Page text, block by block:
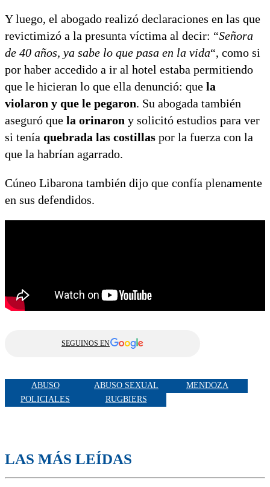
Y luego, el abogado realizó declaraciones en las que
revictimizó a la presunta víctima al decir: “Señora
de 40 años, ya sabe lo que pasa en la vida“, como si
por haber accedido a ir al hotel estaba permitiendo
que le hicieran lo que ella denunció: que la
violaron y que le pegaron. Su abogada también
aseguró que la orinaron y solicitó estudios para ver
si tenía quebrada las costillas por la fuerza con la
que la habrían agarrado.
Cúneo Libarona también dijo que confía plenamente
en sus defendidos.
SEGUINOS EN
ABUSO ABUSO SEXUAL
MENDOZA
POLICIALES
RUGBIERS
LAS MÁS LEÍDAS